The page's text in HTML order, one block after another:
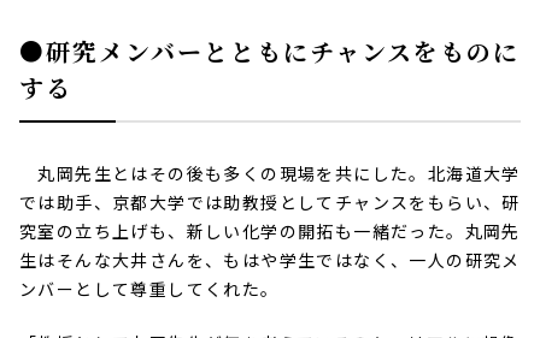
●研究メンバーとともにチャンスをものに
する
丸岡先生とはその後も多くの現場を共にした。北海道大学
では助手、京都大学では助教授としてチャンスをもらい、研
究室の立ち上げも、新しい化学の開拓も一緒だった。丸岡先
生はそんな大井さんを、もはや学生ではなく、一人の研究メ
ンバーとして尊重してくれた。